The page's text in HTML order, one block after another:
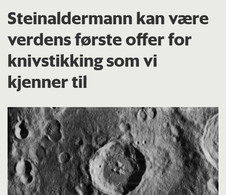
Steinaldermann kan være
verdens første offer for
knivstikking som vi
kjenner til